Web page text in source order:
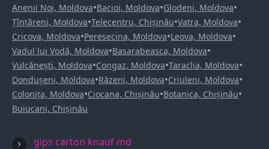
Anenii Noi, Moldova•Bacioi, Moldova•Glodeni, Moldova•
Țînțăreni, Moldova•Telecentru, Chișinău•Vatra, Moldova•
Cricova, Moldova•Peresecina, Moldova•Leova, Moldova•
Vadul lui Vodă, Moldova•Basarabeasca, Moldova•
Vulcănești, Moldova•Congaz, Moldova•Taraclia, Moldova•
Dondușeni, Moldova•Răzeni, Moldova•Criuleni, Moldova•
Colonița, Moldova•Ciocana, Chișinău•Botanica, Chișinău•
Buiucani, Chișinău
gips carton knauf md